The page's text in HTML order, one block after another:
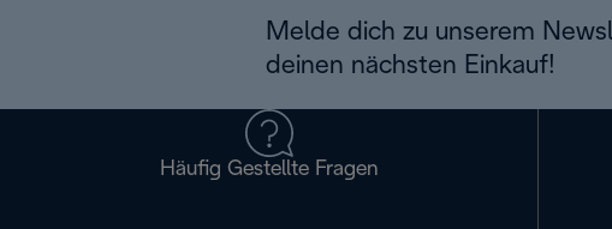
Melde dich zu unserem
deinen nächsten Einkauf!
Häufig Gestellte Fragen